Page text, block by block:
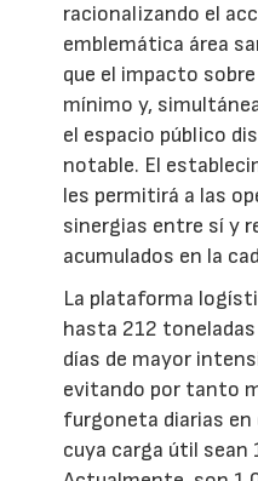
racionalizando el
emblemática área
que el impacto
mínimo y,
el espacio público
notable. El
les permitirá a las
sinergias entre sí y
acumulados en la
La plataforma
hasta 212
días de mayor
evitando por tanto
furgoneta diarias en
cuya carga útil sean